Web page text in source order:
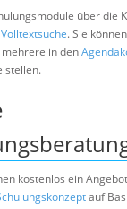
über die
Volltextsuche. Sie
in den
stellen.
kostenlos ein
auf